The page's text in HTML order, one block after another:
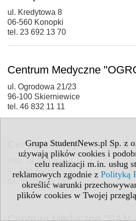
Grupa StudentNews.pl Sp. z
używają plików cookies i
celu realizacji m.in. usług
reklamowych zgodnie z Polityką
określić warunki
plików cookies w Twojej
ul. Kredytowa 8
06-560 Konopki
tel. 23 692 13 70
Centrum Medyczne
ul. Ogrodowa 21/23
96-100 Skierniewice
tel. 46 832 11 11
Centrum Medyczne "OLK-
Plac 18 Stycznia 4
87-100 Toruń
tel. 56 657 51 26